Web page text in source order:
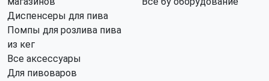
Диспенсеры для пива
Помпы для розлива пива
из кег
Все аксессуары
Для пивоваров